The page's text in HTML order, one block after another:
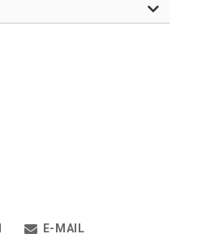
E-MAIL